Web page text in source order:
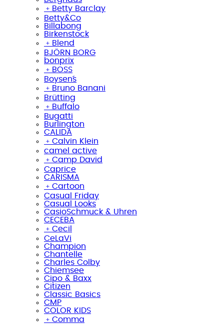
﹢ Betty Barclay
Betty&Co
Billabong
Birkenstock
﹢ Blend
BJÖRN BORG
bonprix
﹢ BOSS
Boysen´s
﹢ Bruno Banani
Brütting
﹢ Buffalo
Bugatti
Burlington
CALIDA
﹢ Calvin Klein
camel active
﹢ Camp David
Caprice
CARISMA
﹢ Cartoon
Casual Friday
Casual Looks
CasioSchmuck & Uhren
CECEBA
﹢ Cecil
CeLaVi
Champion
Chantelle
Charles Colby
Chiemsee
Cipo & Baxx
Citizen
Classic Basics
CMP
COLOR KIDS
﹢ Comma